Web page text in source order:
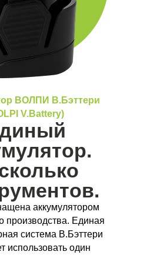
ВОЛПИ В.Бэттери
V.Battery)
аккумулятором
производства. Единая
система В.Бэттери
использовать один